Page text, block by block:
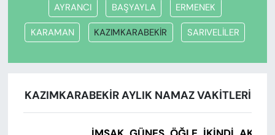
AYRANCI BAŞYAYLA ERMENEK
KARAMAN KAZIMKARABEKİR SARIVELİLER
KAZIMKARABEKİR AYLIK NAMAZ VAKITLERI